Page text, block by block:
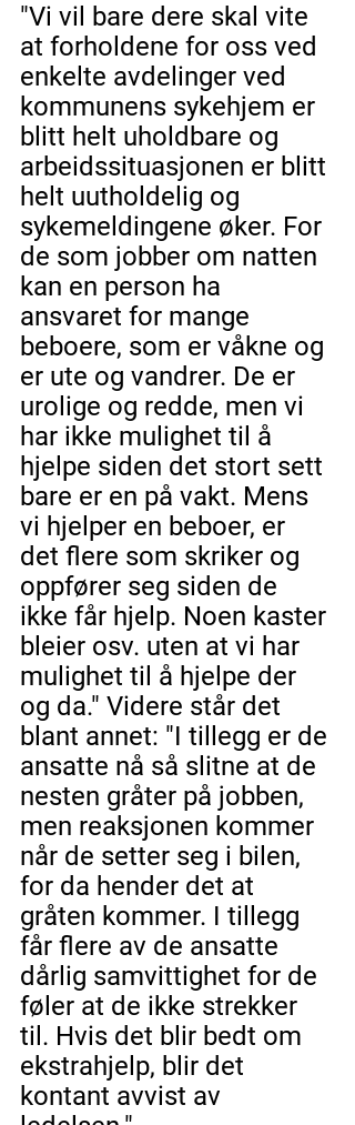
"Vi vil bare dere skal vite
at forholdene for oss ved
enkelte avdelinger ved
kommunens sykehjem er
blitt helt uholdbare og
arbeidssituasjonen er blitt
helt uutholdelig og
sykemeldingene øker. For
de som jobber om natten
kan en person ha
ansvaret for mange
beboere, som er våkne og
er ute og vandrer. De er
urolige og redde, men vi
har ikke mulighet til å
hjelpe siden det stort sett
bare er en på vakt. Mens
vi hjelper en beboer, er
det flere som skriker og
oppfører seg siden de
ikke får hjelp. Noen kaster
bleier osv. uten at vi har
mulighet til å hjelpe der
og da." Videre står det
blant annet: "I tillegg er de
ansatte nå så slitne at de
nesten gråter på jobben,
men reaksjonen kommer
når de setter seg i bilen,
for da hender det at
gråten kommer. I tillegg
får flere av de ansatte
dårlig samvittighet for de
føler at de ikke strekker
til. Hvis det blir bedt om
ekstrahjelp, blir det
kontant avvist av